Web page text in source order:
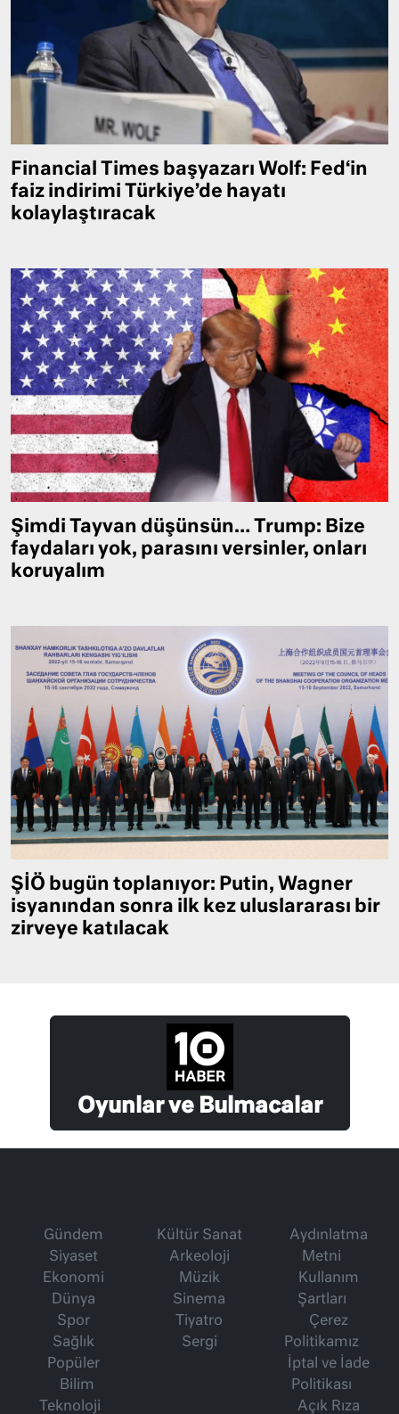
Financial Times başyazarı Wolf: Fed‘in
faiz indirimi Türkiye’de hayatı
kolaylaştıracak
Şimdi Tayvan düşünsün… Trump: Bize
faydaları yok, parasını versinler, onları
koruyalım
ŞİÖ bugün toplanıyor: Putin, Wagner
isyanından sonra ilk kez uluslararası bir
zirveye katılacak
Oyunlar ve Bulmacalar
Gündem
Siyaset
Ekonomi
Dünya
Spor
Sağlık
Popüler
Bilim
Teknoloji
Kültür Sanat
Arkeoloji
Müzik
Sinema
Tiyatro
Sergi
Aydınlatma
Metni
Kullanım
Şartları
Çerez
Politikamız
İptal ve İade
Politikası
Açık Rıza